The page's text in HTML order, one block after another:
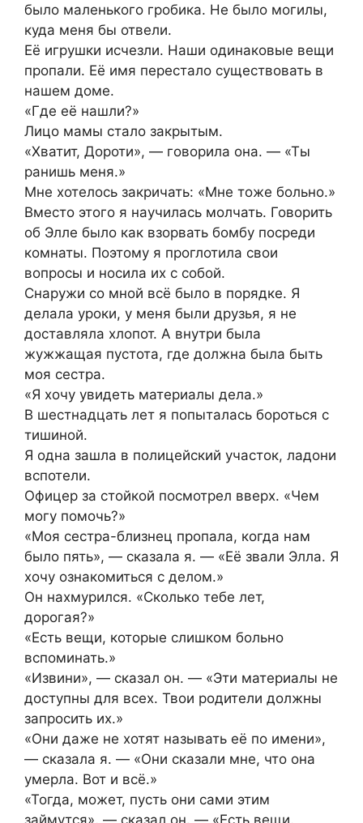
было маленького гробика. Не было могилы,
куда меня бы отвели.
Её игрушки исчезли. Наши одинаковые вещи
пропали. Её имя перестало существовать в
нашем доме.
«Где её нашли?»
Лицо мамы стало закрытым.
«Хватит, Дороти», — говорила она. — «Ты
ранишь меня.»
Мне хотелось закричать: «Мне тоже больно.»
Вместо этого я научилась молчать. Говорить
об Элле было как взорвать бомбу посреди
комнаты. Поэтому я проглотила свои
вопросы и носила их с собой.
Снаружи со мной всё было в порядке. Я
делала уроки, у меня были друзья, я не
доставляла хлопот. А внутри была
жужжащая пустота, где должна была быть
моя сестра.
«Я хочу увидеть материалы дела.»
В шестнадцать лет я попыталась бороться с
тишиной.
Я одна зашла в полицейский участок, ладони
вспотели.
Офицер за стойкой посмотрел вверх. «Чем
могу помочь?»
«Моя сестра-близнец пропала, когда нам
было пять», — сказала я. — «Её звали Элла. Я
хочу ознакомиться с делом.»
Он нахмурился. «Сколько тебе лет,
дорогая?»
«Есть вещи, которые слишком больно
вспоминать.»
«Извини», — сказал он. — «Эти материалы не
доступны для всех. Твои родители должны
запросить их.»
«Они даже не хотят называть её по имени»,
— сказала я. — «Они сказали мне, что она
умерла. Вот и всё.»
«Тогда, может, пусть они сами этим
займутся», — сказал он. — «Есть вещи,